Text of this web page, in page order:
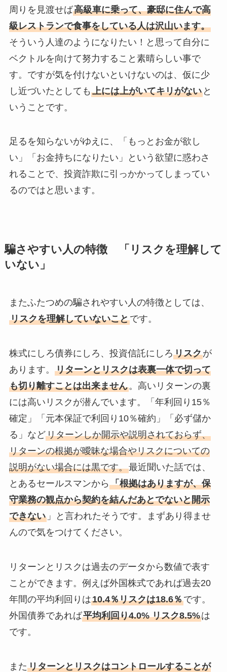
周りを見渡せば高級車に乗って、豪邸に住んで高
級レストランで食事をしている人は沢山います。
そういう人達のようになりたい！と思って自分に
ベクトルを向けて努力すること素晴らしい事で
す。ですが気を付けないといけないのは、仮に少
し近づいたとしても 上には上がいてキリがないと
いうことです。
足るを知らないがゆえに、「もっとお金が欲し
い」「お金持ちになりたい」という欲望に惑わさ
れることで、投資詐欺に引っかかってしまってい
るのではと思います。
騙さやすい人の特徴 「リスクを理解して
いない」
またふたつめの騙されやすい人の特徴としては、
リスクを理解していないことです。
株式にしろ債券にしろ、投資信託にしろリスクが
あります。 リターンとリスクは表裏一体で切って
も切り離すことは出来ません。高いリターンの裏
には高いリスクが潜んでいます。「年利回り15％
確定」「元本保証で利回り10％確約」「必ず儲か
る」などリターンしか開示や説明されておらず、
リターンの根拠が曖昧な場合やリスクについての
説明がない場合には黒です。最近聞いた話では、
とあるセールスマンから 「根拠はありますが、保
守業務の観点から契約を結んだあとでないと開示
できない」と言われたそうです。まずあり得ませ
んので気をつけてください。
リターンとリスクは過去のデータから数値で表す
ことができます。例えば外国株式であれば過去20
年間の平均利回りは10.4％リスクは18.6％です。
外国債券であれば平均利回り4.0% リスク8.5%は
です。
またリターンとリスクはコントロールすることが